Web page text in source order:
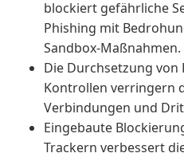
blockiert gefährliche
Phishing mit
Sandbox-Maßnahmen.
Die Durchsetzung von
Kontrollen verringern
Verbindungen und
Eingebaute
Trackern verbessert